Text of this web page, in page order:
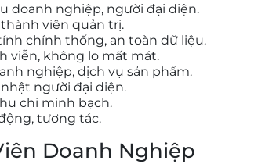
doanh nghiệp, người đại diện.
viên quản trị.
chính thống, an toàn dữ liệu.
viễn, không lo mất mát.
nghiệp, dịch vụ sản phẩm.
người đại diện.
chi minh bạch.
tương tác.
Doanh Nghiệp